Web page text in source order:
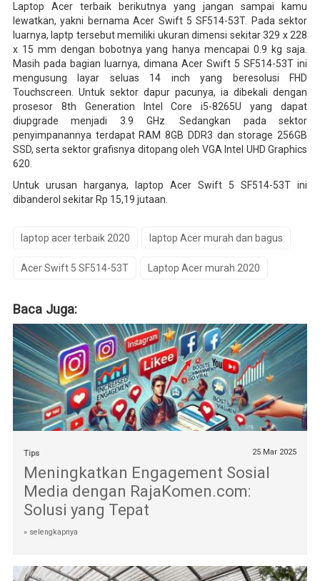
Laptop Acer terbaik berikutnya yang jangan sampai kamu
lewatkan, yakni bernama Acer Swift 5 SF514-53T. Pada sektor
luarnya, laptp tersebut memiliki ukuran dimensi sekitar 329 x 228
x 15 mm dengan bobotnya yang hanya mencapai 0.9 kg saja.
Masih pada bagian luarnya, dimana Acer Swift 5 SF514-53T ini
mengusung layar seluas 14 inch yang beresolusi FHD
Touchscreen. Untuk sektor dapur pacunya, ia dibekali dengan
prosesor 8th Generation Intel Core i5-8265U yang dapat
diupgrade menjadi 3.9 GHz. Sedangkan pada sektor
penyimpanannya terdapat RAM 8GB DDR3 dan storage 256GB
SSD, serta sektor grafisnya ditopang oleh VGA Intel UHD Graphics
620.
Untuk urusan harganya, laptop Acer Swift 5 SF514-53T ini
dibanderol sekitar Rp 15,19 jutaan.
laptop acer terbaik 2020 laptop Acer murah dan bagus
Acer Swift 5 SF514-53T Laptop Acer murah 2020
Baca Juga:
Tips 25 Mar 2025
Meningkatkan Engagement Sosial
Media dengan RajaKomen.com:
Solusi yang Tepat
» selengkapnya